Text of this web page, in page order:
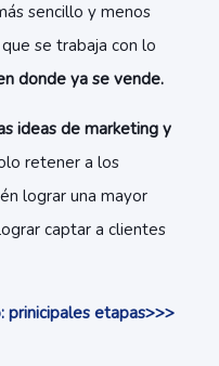
sencillo y menos
se trabaja con lo
donde ya se vende.
ideas de marketing y
retener a los
lograr una mayor
captar a clientes
prinicipales etapas>>>